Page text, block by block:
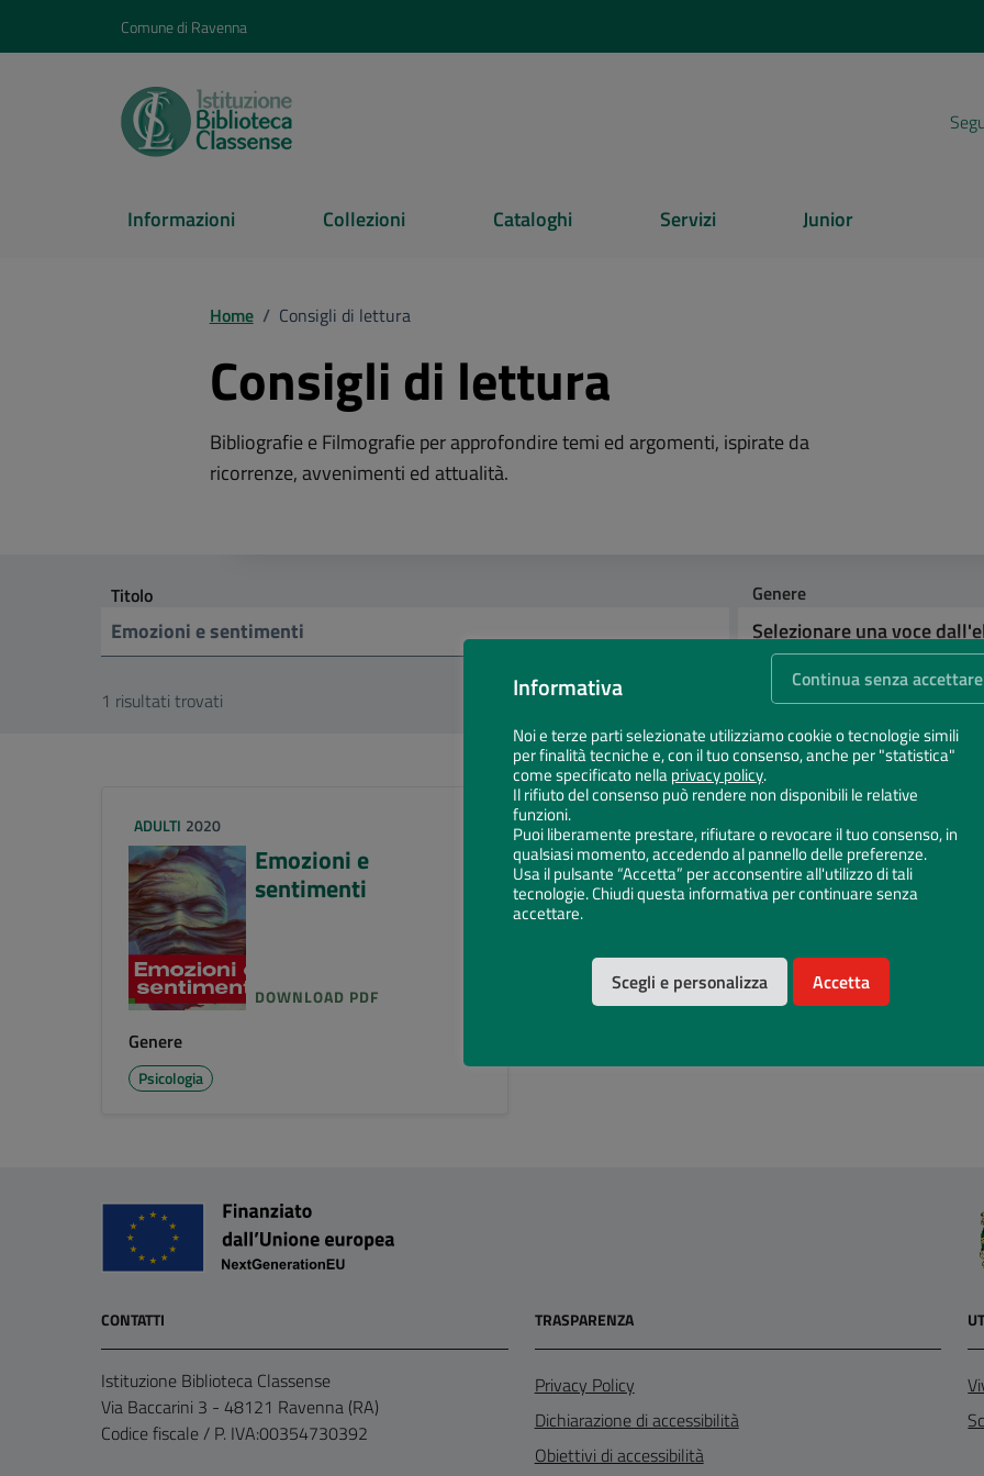
Comune di Ravenna
Informazioni Collezioni Cataloghi Servizi Junior
Home / Consigli di lettura
Consigli di lettura
Bibliografie e Filmografie per approfondire temi ed argomenti, ispirate da
ricorrenze, avvenimenti ed attualità.
Titolo
Genere
1 risultati trovati
ADULTI 2020
Emozioni e
sentimenti
DOWNLOAD PDF
Genere
Psicologia
CONTATTI
Istituzione Biblioteca Classense
Via Baccarini 3 - 48121 Ravenna (RA)
Codice fiscale / P. IVA:00354730392
TRASPARENZA
Privacy Policy
Dichiarazione di accessibilità
Obiettivi di accessibilità
Informativa
Noi e terze parti selezionate utilizziamo cookie o tecnologie simili
per finalità tecniche e, con il tuo consenso, anche per "statistica"
come specificato nellaprivacy policy.
Il rifiuto del consenso può rendere non disponibili le relative
funzioni.
Puoi liberamente prestare, rifiutare o revocare il tuo consenso, in
qualsiasi momento, accedendo al pannello delle preferenze.
Usa il pulsante “Accetta” per acconsentire all'utilizzo di tali
tecnologie. Chiudi questa informativa per continuare senza
accettare.
Scegli e personalizza Accetta
Continua senza accettare